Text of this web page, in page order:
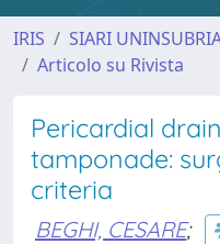
IRIS SIARI
Articolo su Rivista
Pericardial
tamponade:
criteria
BEGHI, CESARE;